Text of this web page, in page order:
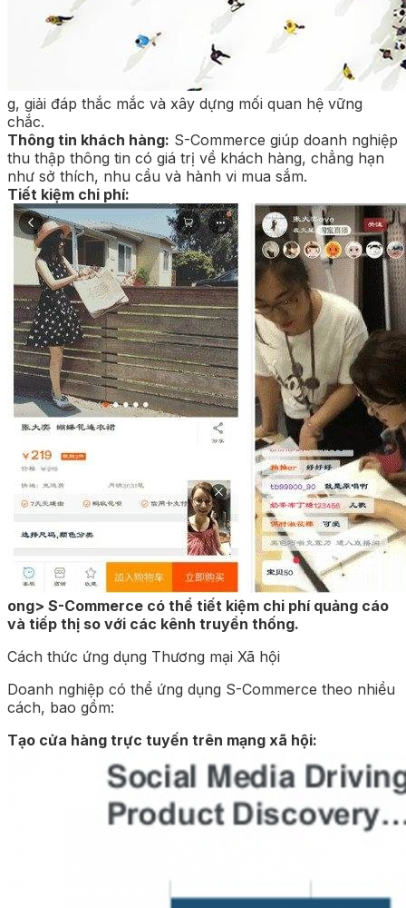
g, giải đáp thắc mắc và xây dựng mối quan hệ vững
chắc.
Thông tin khách hàng: S-Commerce giúp doanh nghiệp
thu thập thông tin có giá trị về khách hàng, chẳng hạn
như sở thích, nhu cầu và hành vi mua sắm.
Tiết kiệm chi phí:
ong> S-Commerce có thể tiết kiệm chi phí quảng cáo
và tiếp thị so với các kênh truyền thống.
Cách thức ứng dụng Thương mại Xã hội
Doanh nghiệp có thể ứng dụng S-Commerce theo nhiều
cách, bao gồm:
Tạo cửa hàng trực tuyến trên mạng xã hội: